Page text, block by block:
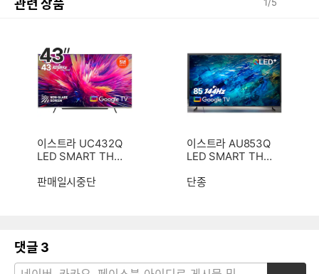
관련 상품
이스트라 UC432Q
LED SMART THE
드)
판매일시중단
이스트라 AU853Q
LED SMART THE
드)
단종
댓글 3